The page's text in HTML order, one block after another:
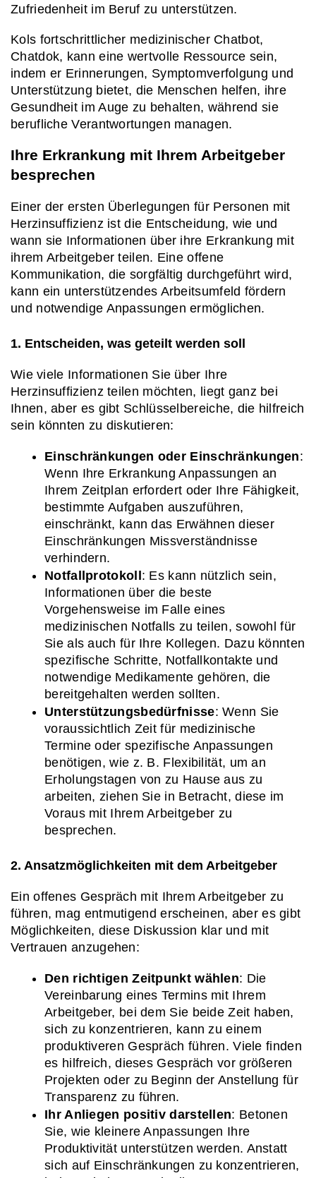
Zufriedenheit im Beruf zu unterstützen.
Kols fortschrittlicher medizinischer Chatbot,
Chatdok, kann eine wertvolle Ressource sein,
indem er Erinnerungen, Symptomverfolgung und
Unterstützung bietet, die Menschen helfen, ihre
Gesundheit im Auge zu behalten, während sie
berufliche Verantwortungen managen.
Ihre Erkrankung mit Ihrem Arbeitgeber
besprechen
Einer der ersten Überlegungen für Personen mit
Herzinsuffizienz ist die Entscheidung, wie und
wann sie Informationen über ihre Erkrankung mit
ihrem Arbeitgeber teilen. Eine offene
Kommunikation, die sorgfältig durchgeführt wird,
kann ein unterstützendes Arbeitsumfeld fördern
und notwendige Anpassungen ermöglichen.
1. Entscheiden, was geteilt werden soll
Wie viele Informationen Sie über Ihre
Herzinsuffizienz teilen möchten, liegt ganz bei
Ihnen, aber es gibt Schlüsselbereiche, die hilfreich
sein könnten zu diskutieren:
Einschränkungen oder Einschränkungen:
Wenn Ihre Erkrankung Anpassungen an
Ihrem Zeitplan erfordert oder Ihre Fähigkeit,
bestimmte Aufgaben auszuführen,
einschränkt, kann das Erwähnen dieser
Einschränkungen Missverständnisse
verhindern.
Notfallprotokoll: Es kann nützlich sein,
Informationen über die beste
Vorgehensweise im Falle eines
medizinischen Notfalls zu teilen, sowohl für
Sie als auch für Ihre Kollegen. Dazu könnten
spezifische Schritte, Notfallkontakte und
notwendige Medikamente gehören, die
bereitgehalten werden sollten.
Unterstützungsbedürfnisse: Wenn Sie
voraussichtlich Zeit für medizinische
Termine oder spezifische Anpassungen
benötigen, wie z. B. Flexibilität, um an
Erholungstagen von zu Hause aus zu
arbeiten, ziehen Sie in Betracht, diese im
Voraus mit Ihrem Arbeitgeber zu
besprechen.
2. Ansatzmöglichkeiten mit dem Arbeitgeber
Ein offenes Gespräch mit Ihrem Arbeitgeber zu
führen, mag entmutigend erscheinen, aber es gibt
Möglichkeiten, diese Diskussion klar und mit
Vertrauen anzugehen:
Den richtigen Zeitpunkt wählen: Die
Vereinbarung eines Termins mit Ihrem
Arbeitgeber, bei dem Sie beide Zeit haben,
sich zu konzentrieren, kann zu einem
produktiveren Gespräch führen. Viele finden
es hilfreich, dieses Gespräch vor größeren
Projekten oder zu Beginn der Anstellung für
Transparenz zu führen.
Ihr Anliegen positiv darstellen: Betonen
Sie, wie kleinere Anpassungen Ihre
Produktivität unterstützen werden. Anstatt
sich auf Einschränkungen zu konzentrieren,